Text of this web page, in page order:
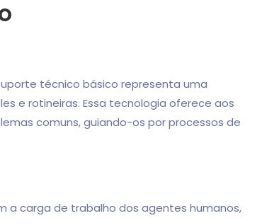
técnico básico representa uma
e rotineiras. Essa tecnologia oferece aos
comuns, guiando-os por processos de
a carga de trabalho dos agentes humanos,